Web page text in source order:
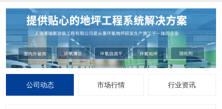
公司动态 市场行情 行业资讯